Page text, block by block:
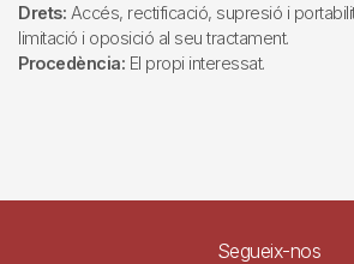
Drets: Accés, rectificació, supresió i
limitació i oposició al seu tractament.
Procedència: El propi interessat.
Segueix-nos